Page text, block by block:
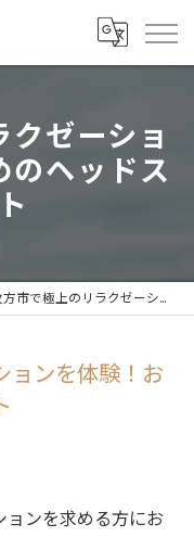
ゼーショ
ヘッドス
で極上のリラクゼーションを体験！おすすめのヘッドスパスポット
ョンを体験！お
ンを求める方にお